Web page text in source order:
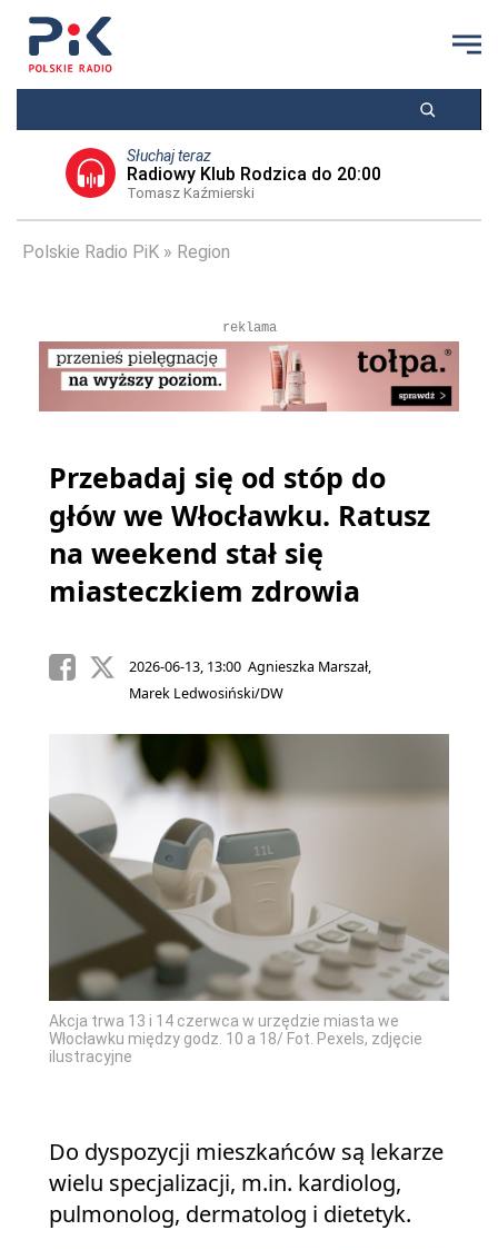
Słuchaj teraz
Radiowy Klub Rodzica do 20:00
Tomasz Kaźmierski
Polskie Radio PiK Region
reklama
Przebadaj się od stóp do
głów we Włocławku. Ratusz
na weekend stał się
miasteczkiem zdrowia
2026-06-13, 13:00 Agnieszka Marszał,
Marek Ledwosiński/DW
Akcja trwa 13 i 14 czerwca w urzędzie miasta we
Włocławku między godz. 10 a 18/ Fot. Pexels, zdjęcie
ilustracyjne
Do dyspozycji mieszkańców są lekarze
wielu specjalizacji, m.in. kardiolog,
pulmonolog, dermatolog i dietetyk.